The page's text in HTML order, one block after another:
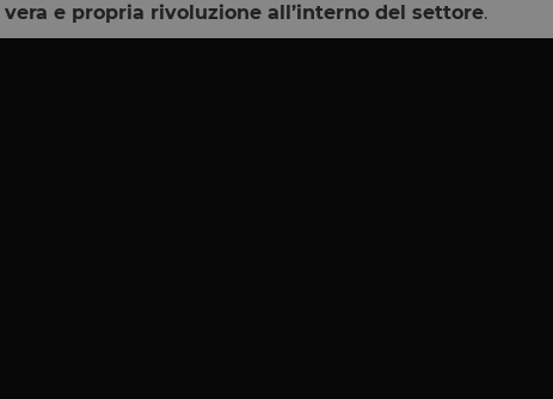
vera e propria rivoluzione all’interno del settore.